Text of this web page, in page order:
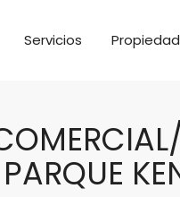
Servicios